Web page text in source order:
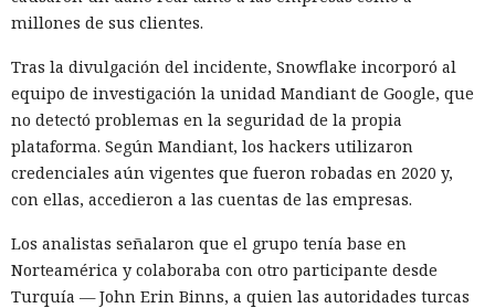
tiempo que ha superado el marco de aranceles recíprocos y
empresas concretas y su reputación en mercados
extranjeros. En estas condiciones, los negocios se convierten
cada vez más en instrumentos de medidas de respuesta, y
no simplemente en participantes de la competencia de
mercado.
millones de sus clientes.
Tras la divulgación del incidente, Snowflake incorporó al
equipo de investigación la unidad Mandiant de Google, que
no detectó problemas en la seguridad de la propia
plataforma. Según Mandiant, los hackers utilizaron
credenciales aún vigentes que fueron robadas en 2020 y,
con ellas, accedieron a las cuentas de las empresas.
Los analistas señalaron que el grupo tenía base en
Norteamérica y colaboraba con otro participante desde
Turquía — John Erin Binns, a quien las autoridades turcas